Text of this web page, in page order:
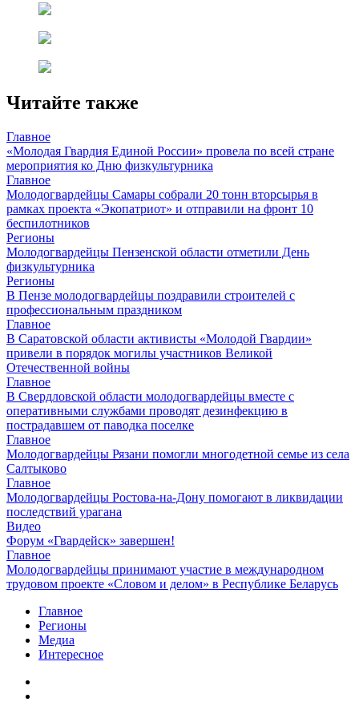
Читайте также
Главное
«Молодая Гвардия Единой России» провела по всей стране
мероприятия ко Дню физкультурника
Главное
Молодогвардейцы Самары собрали 20 тонн вторсырья в
рамках проекта «Экопатриот» и отправили на фронт 10
беспилотников
Регионы
Молодогвардейцы Пензенской области отметили День
физкультурника
Регионы
В Пензе молодогвардейцы поздравили строителей с
профессиональным праздником
Главное
В Саратовской области активисты «Молодой Гвардии»
привели в порядок могилы участников Великой
Отечественной войны
Главное
В Свердловской области молодогвардейцы вместе с
оперативными службами проводят дезинфекцию в
пострадавшем от паводка поселке
Главное
Молодогвардейцы Рязани помогли многодетной семье из села
Салтыково
Главное
Молодогвардейцы Ростова-на-Дону помогают в ликвидации
последствий урагана
Видео
Форум «Гвардейск» завершен!
Главное
Молодогвардейцы принимают участие в международном
трудовом проекте «Словом и делом» в Республике Беларусь
Главное
Регионы
Медиа
Интересное